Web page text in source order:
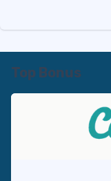
Top Bonus